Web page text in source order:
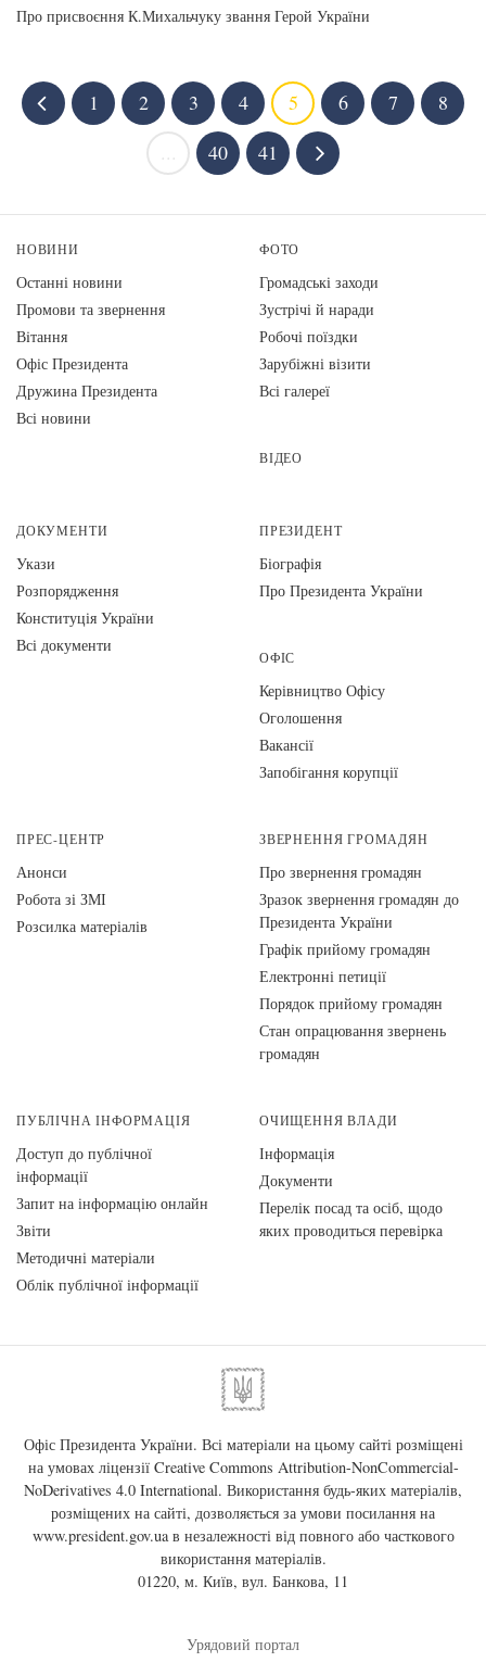
Про присвоєння К.Михальчуку звання Герой України
1 2 3 4 5 6 7
8
40 41
НОВИНИ
Останні новини
Промови та звернення
Вiтання
Офіс Президента
Дружина Президента
Всі новини
ФОТО
Громадські заходи
Зустрічі й наради
Робочі поїздки
Зарубіжні візити
Всі галереї
ВІДЕО
ДОКУМЕНТИ
Укази
Розпорядження
Конституція України
Всі документи
ПРЕЗИДЕНТ
Біографія
Про Президента України
ОФІС
Керівництво Офісу
Оголошення
Вакансії
Запобігання корупції
ПРЕС-ЦЕНТР
Анонси
Робота зі ЗМІ
Розсилка матеріалів
ЗВЕРНЕННЯ ГРОМАДЯН
Про звернення громадян
Зразок звернення громадян до
Президента України
Графік прийому громадян
Електронні петиції
Порядок прийому громадян
Стан опрацювання звернень
громадян
ПУБЛІЧНА ІНФОРМАЦІЯ
Доступ до публічної
інформації
Запит на інформацію онлайн
Звіти
Методичні матеріали
Облік публічної інформації
ОЧИЩЕННЯ ВЛАДИ
Інформація
Документи
Перелік посад та осіб, щодо
яких проводиться перевірка
Офіс Президента України. Всі матеріали на цьому сайті розміщені
на умовах ліцензії Creative Commons Attribution-NonCommercial-
NoDerivatives 4.0 International. Використання будь-яких матеріалів,
розміщених на сайті, дозволяється за умови посилання на
www.president.gov.uaв незалежності від повного або часткового
використання матеріалів.
01220, м. Київ, вул. Банкова, 11
Урядовий портал